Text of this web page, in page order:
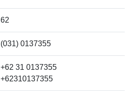
62
(031) 0137355
+62 31 0137355
+62310137355